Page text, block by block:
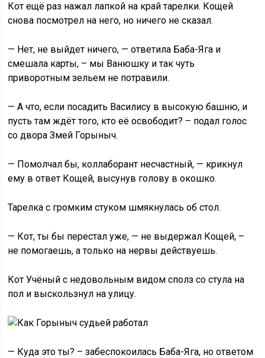
Кот ещё раз нажал лапкой на край тарелки. Кощей
снова посмотрел на него, но ничего не сказал.
— Нет, не выйдет ничего, — ответила Баба-Яга и
смешала карты, – мы Ванюшку и так чуть
приворотным зельем не потравили.
— А что, если посадить Василису в высокую башню, и
пусть там ждёт того, кто её освободит? – подал голос
со двора Змей Горыныч.
— Помолчал бы, коллаборант несчастный, — крикнул
ему в ответ Кощей, высунув голову в окошко.
Тарелка с громким стуком шмякнулась об стол.
— Кот, ты бы перестал уже, — не выдержал Кощей, –
не помогаешь, а только на нервы действуешь.
Кот Учёный с недовольным видом сполз со стула на
пол и выскользнул на улицу.
— Куда это ты? – забеспокоилась Баба-Яга, но ответом